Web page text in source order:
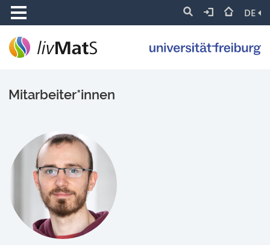
DE
Mitarbeiter*innen